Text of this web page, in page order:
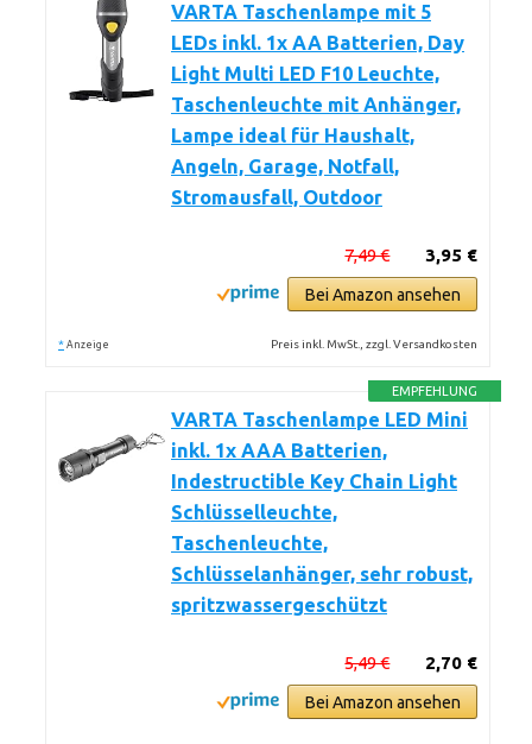
VARTA Taschenlampe mit 5
LEDs inkl. 1x AA Batterien, Day
Light Multi LED F10 Leuchte,
Taschenleuchte mit Anhänger,
Lampe ideal für Haushalt,
Angeln, Garage, Notfall,
Stromausfall, Outdoor
3,95 €
7,49 €
Bei Amazon ansehen
* Anzeige Preis inkl. MwSt., zzgl. Versandkosten
EMPFEHLUNG
VARTA Taschenlampe LED Mini
inkl. 1x AAA Batterien,
Indestructible Key Chain Light
Schlüsselleuchte,
Taschenleuchte,
Schlüsselanhänger, sehr robust,
spritzwassergeschützt
2,70 €
5,49 €
Bei Amazon ansehen